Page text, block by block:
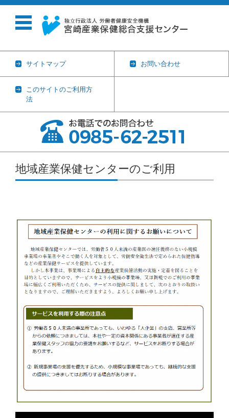
サイトマップ お問い合わせ
このサイトのご利用方
法
コンテンツに移動
地域産業保健センターのご利用